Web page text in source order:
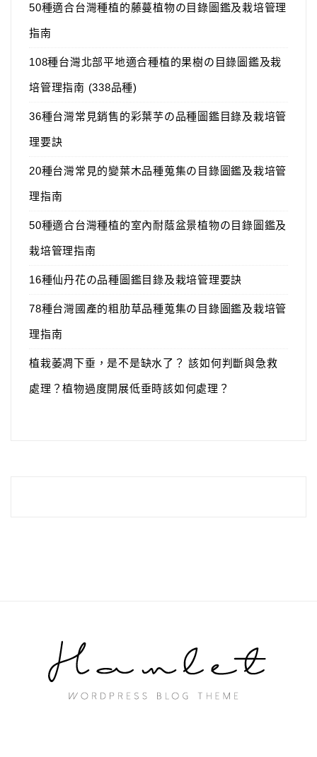
50種適合台灣種植的藤蔓植物の目錄圖鑑及栽培管理
指南
108種台灣北部平地適合種植的果樹の目錄圖鑑及栽
培管理指南 (338品種)
36種台灣常見銷售的彩葉芋の品種圖鑑目錄及栽培管
理要訣
20種台灣常見的變葉木品種蒐集の目錄圖鑑及栽培管
理指南
50種適合台灣種植的室內耐蔭盆景植物の目錄圖鑑及
栽培管理指南
16種仙丹花の品種圖鑑目錄及栽培管理要訣
78種台灣國產的粗肋草品種蒐集の目錄圖鑑及栽培管
理指南
植栽萎凋下垂，是不是缺水了？ 該如何判斷與急救
處理？植物過度開展低垂時該如何處理？